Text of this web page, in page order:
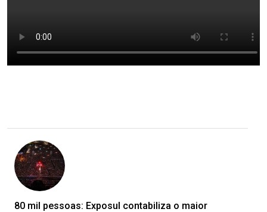
80 mil pessoas: Exposul contabiliza o maior